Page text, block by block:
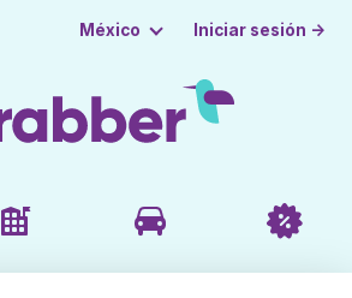
México Iniciar sesión →